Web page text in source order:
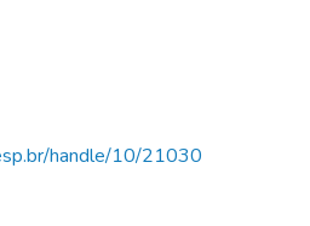
handle/10/21030